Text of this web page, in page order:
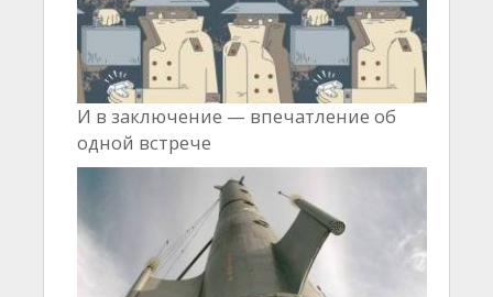
И в заключение — впечатление об
одной встрече